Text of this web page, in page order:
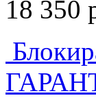
18 350